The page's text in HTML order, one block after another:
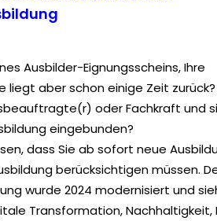
Ausbilder-Eignungsscheins, Ihre
liegt aber schon einige Zeit zurück?
oder Fachkraft und
eingebunden?
dass Sie ab sofort neue
berücksichtigen müssen.
wurde 2024 modernisiert und
Transformation,